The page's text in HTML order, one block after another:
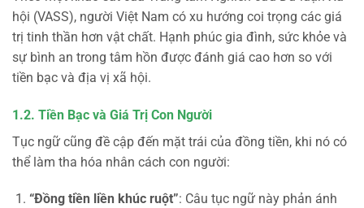
hội (VASS), người Việt Nam có xu hướng coi trọng các giá
trị tinh thần hơn vật chất. Hạnh phúc gia đình, sức khỏe và
sự bình an trong tâm hồn được đánh giá cao hơn so với
tiền bạc và địa vị xã hội.
1.2. Tiền Bạc và Giá Trị Con Người
Tục ngữ cũng đề cập đến mặt trái của đồng tiền, khi nó có
thể làm tha hóa nhân cách con người:
“Đồng tiền liền khúc ruột”: Câu tục ngữ này phản ánh